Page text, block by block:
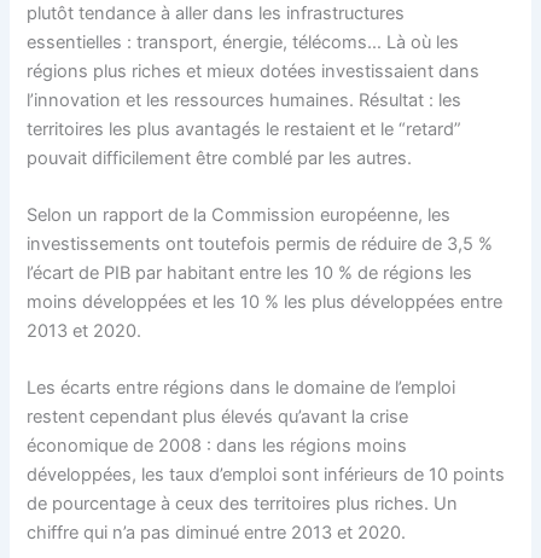
plutôt tendance à aller dans les infrastructures
essentielles : transport, énergie, télécoms… Là où les
régions plus riches et mieux dotées investissaient dans
l’innovation et les ressources humaines. Résultat : les
territoires les plus avantagés le restaient et le “retard”
pouvait difficilement être comblé par les autres.
Selon un rapport de la Commission européenne, les
investissements ont toutefois permis de réduire de 3,5 %
l’écart de PIB par habitant entre les 10 % de régions les
moins développées et les 10 % les plus développées entre
2013 et 2020.
Les écarts entre régions dans le domaine de l’emploi
restent cependant plus élevés qu’avant la crise
économique de 2008 : dans les régions moins
développées, les taux d’emploi sont inférieurs de 10 points
de pourcentage à ceux des territoires plus riches. Un
chiffre qui n’a pas diminué entre 2013 et 2020.